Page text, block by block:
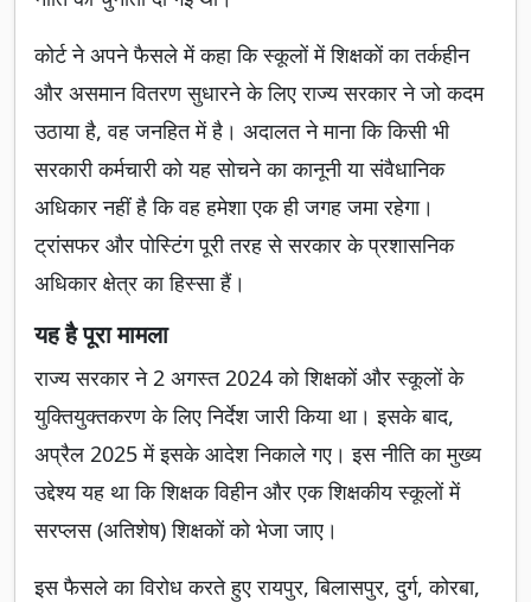
कोर्ट ने अपने फैसले में कहा कि स्कूलों में शिक्षकों का तर्कहीन
और असमान वितरण सुधारने के लिए राज्य सरकार ने जो कदम
उठाया है, वह जनहित में है। अदालत ने माना कि किसी भी
सरकारी कर्मचारी को यह सोचने का कानूनी या संवैधानिक
अधिकार नहीं है कि वह हमेशा एक ही जगह जमा रहेगा।
ट्रांसफर और पोस्टिंग पूरी तरह से सरकार के प्रशासनिक
अधिकार क्षेत्र का हिस्सा हैं।
यह है पूरा मामला
राज्य सरकार ने 2 अगस्त 2024 को शिक्षकों और स्कूलों के
युक्तियुक्तकरण के लिए निर्देश जारी किया था। इसके बाद,
अप्रैल 2025 में इसके आदेश निकाले गए। इस नीति का मुख्य
उद्देश्य यह था कि शिक्षक विहीन और एक शिक्षकीय स्कूलों में
सरप्लस (अतिशेष) शिक्षकों को भेजा जाए।
इस फैसले का विरोध करते हुए रायपुर, बिलासपुर, दुर्ग, कोरबा,